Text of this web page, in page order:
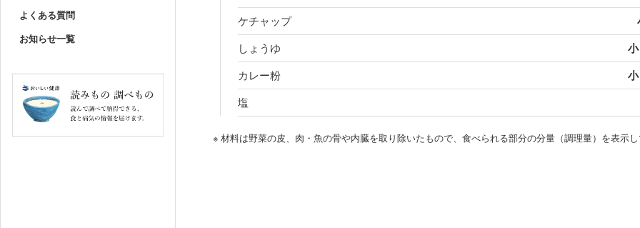
よくある質問
お知らせ一覧
ケチャップ
しょうゆ
カレー粉
塩
※ 材料は野菜の皮、肉・魚の骨や内臓を取り除いたもので、食べられる部分の分量（調理量）を表示し